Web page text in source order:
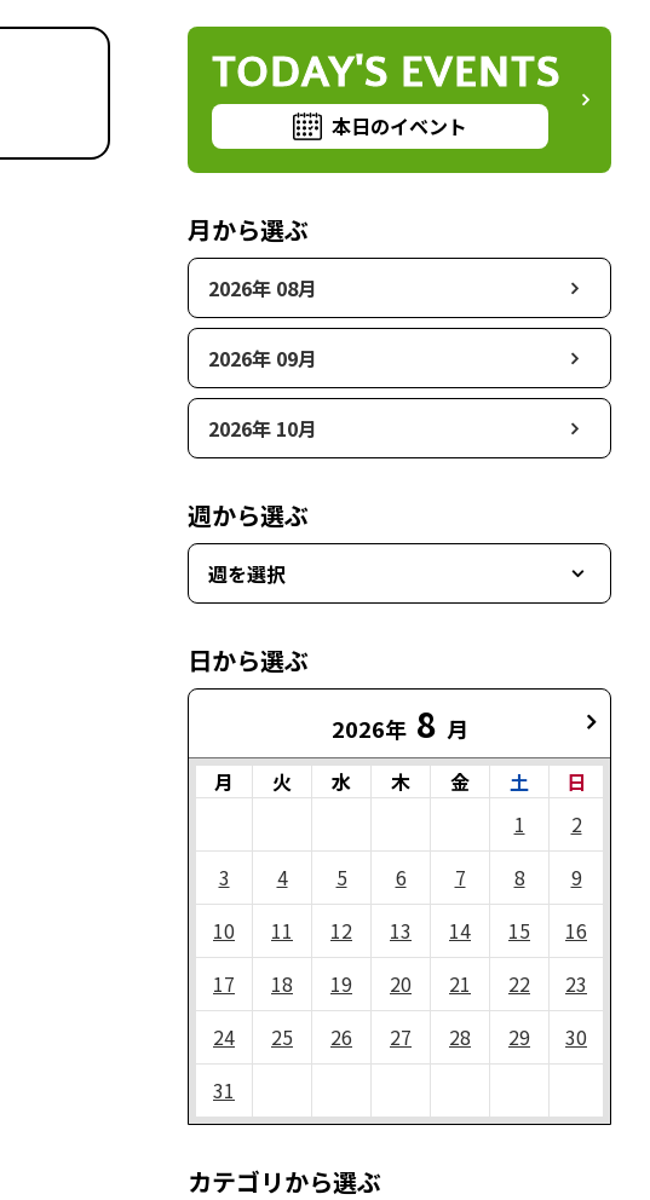
TODAY'S EVENTS
本日のイベント
月から選ぶ
2026年 08月
2026年 09月
2026年 10月
週から選ぶ
週を選択
日から選ぶ
2026年 8 月
月 火 水 木 金 土
日
1
2
3
4 5 6 7 8
9
10
11 12 13 14 15
16
17
18 19 20 21 22
23
24
25 26 27 28 29
30
31
カテゴリから選ぶ